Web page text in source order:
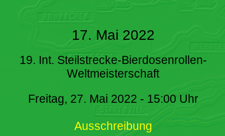
17. Mai 2022
19. Int. Steilstrecke-Bierdosenrollen-
Weltmeisterschaft
Freitag, 27. Mai 2022 - 15:00 Uhr
Ausschreibung